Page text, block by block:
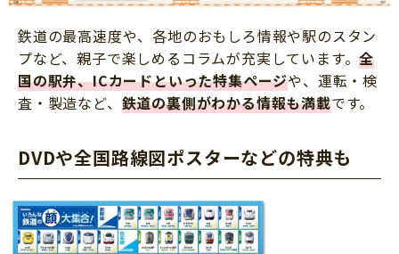
鉄道の最高速度や、各地のおもしろ情報や駅のスタン
プなど、親子で楽しめるコラムが充実しています。全
国の駅弁、ICカードといった特集ページや、運転・検
査・製造など、 鉄道の裏側がわかる情報も満載です。
DVDや全国路線図ポスターなどの特典も